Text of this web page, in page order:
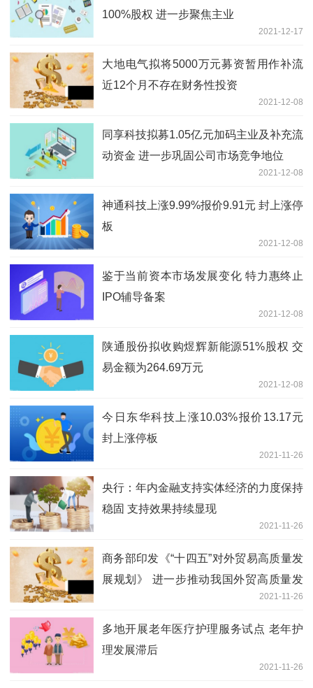
100%股权 进一步聚焦主业
2021-12-17
大地电气拟将5000万元募资暂用作补流
近12个月不存在财务性投资
2021-12-08
同享科技拟募1.05亿元加码主业及补充流
动资金 进一步巩固公司市场竞争地位
2021-12-08
神通科技上涨9.99%报价9.91元 封上涨停
板
2021-12-08
鉴于当前资本市场发展变化 特力惠终止
IPO辅导备案
2021-12-08
陕通股份拟收购煜辉新能源51%股权 交
易金额为264.69万元
2021-12-08
今日东华科技上涨10.03%报价13.17元
封上涨停板
2021-11-26
央行：年内金融支持实体经济的力度保持
稳固 支持效果持续显现
2021-11-26
商务部印发《“十四五”对外贸易高质量发
展规划》 进一步推动我国外贸高质量发
2021-11-26
多地开展老年医疗护理服务试点 老年护
理发展滞后
2021-11-26